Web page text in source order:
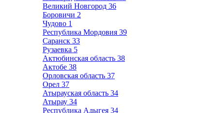
Великий Новгород 36
Боровичи 2
Чудово 1
Республика Мордовия 39
Саранск 33
Рузаевка 5
Актюбинская область 38
Актобе 38
Орловская область 37
Орел 37
Атырауская область 34
Атырау 34
Республика Адыгея 34